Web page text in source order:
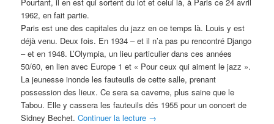
1962, en fait partie.
Paris est une des capitales du jazz en ce temps là. Louis y est
déjà venu. Deux fois. En 1934 – et il n’a pas pu rencontré Django
– et en 1948. L’Olympia, un lieu particulier dans ces années
50/60, en lien avec Europe 1 et « Pour ceux qui aiment le jazz ».
La jeunesse inonde les fauteuils de cette salle, prenant
possession des lieux. Ce sera sa caverne, plus saine que le
Tabou. Elle y cassera les fauteuils dés 1955 pour un concert de
Sidney Bechet.Continuer la lecture →